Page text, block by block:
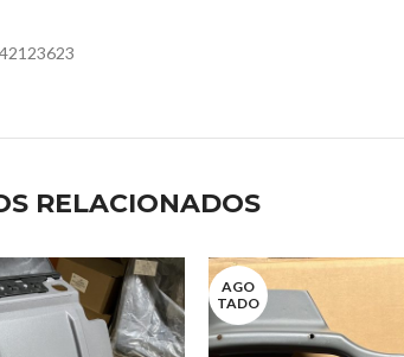
RELACIONADOS
AGO
TADO